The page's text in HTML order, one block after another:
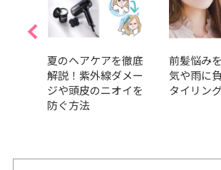
夏のヘアケアを徹底
解説！紫外線ダメー
ジや頭皮のニオイを
防ぐ方法
前髪悩み
気や雨に
タイリン